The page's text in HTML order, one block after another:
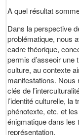
A quel résultat
Dans la perspective
problématique, nous
cadre théorique,
permis d’asseoir une
culture, au contexte
manifestations. Nous
clés de
l’identité culturelle, la
phénotexte, etc. et
énigmatique dans les
représentation.